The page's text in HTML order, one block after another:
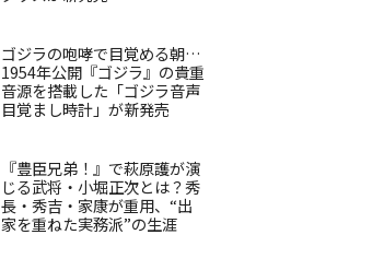
ゴジラの咆哮で目覚める朝…
1954年公開『ゴジラ』の貴重
音源を搭載した「ゴジラ音声
目覚まし時計」が新発売
『豊臣兄弟！』で萩原護が演
じる武将・小堀正次とは？秀
長・秀吉・家康が重用、“出
家を重ねた実務派”の生涯